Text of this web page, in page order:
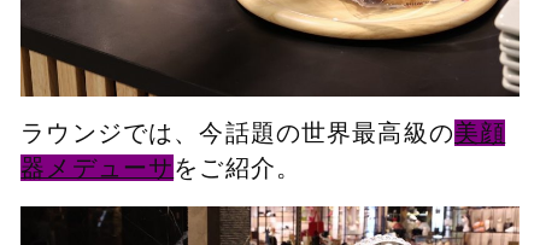
ラウンジでは、今話題の世界最高級の美顔
器メデューサをご紹介。